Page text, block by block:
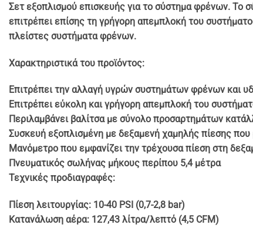
Σετ εξοπλισμού επισκευής για το σύστημα φρένων. Το
επιτρέπει επίσης τη γρήγορη απεμπλοκή του
πλείστες συστήματα φρένων.
Χαρακτηριστικά του προϊόντος:
Επιτρέπει την αλλαγή υγρών συστημάτων φρένων και
Επιτρέπει εύκολη και γρήγορη απεμπλοκή του
Περιλαμβάνει βαλίτσα με σύνολο προσαρτημάτων
Συσκευή εξοπλισμένη με δεξαμενή χαμηλής πίεσης
Μανόμετρο που εμφανίζει την τρέχουσα πίεση στη
Πνευματικός σωλήνας μήκους περίπου 5,4 μέτρα
Τεχνικές προδιαγραφές:
Πίεση λειτουργίας: 10-40 PSI (0,7-2,8 bar)
Κατανάλωση αέρα: 127,43 λίτρα/λεπτό (4,5 CFM)